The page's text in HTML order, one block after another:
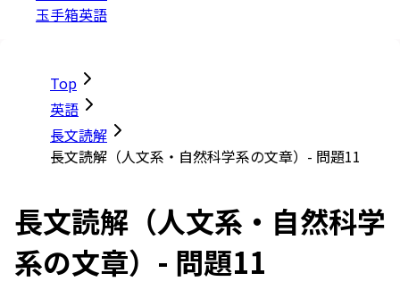
玉手箱英語
Top
英語
長文読解
長文読解（人文系・自然科学系の文章）- 問題11
長文読解（人文系・自然科学
系の文章）- 問題11